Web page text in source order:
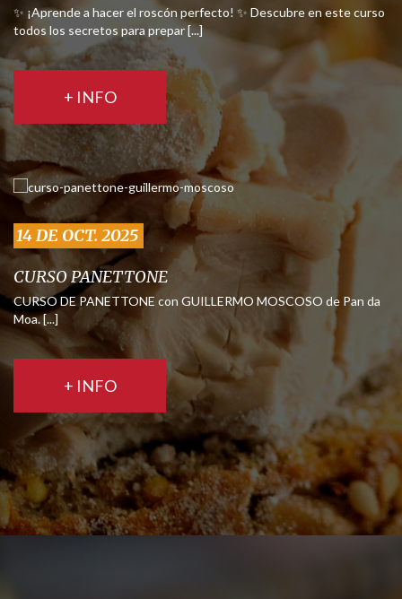
✨ ¡Aprende a hacer el roscón perfecto! ✨ Descubre en este curso
todos los secretos para prepar [...]
+ INFO
14 DE OCT. 2025
CURSO PANETTONE
CURSO DE PANETTONE con GUILLERMO MOSCOSO de Pan da
Moa. [...]
+ INFO